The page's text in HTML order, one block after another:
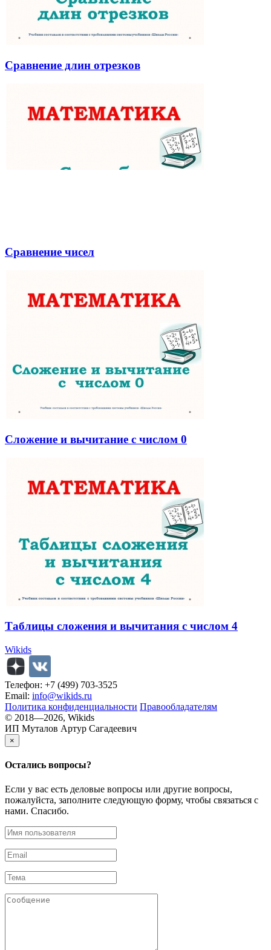
Сравнение длин отрезков
Сравнение чисел
Сложение и вычитание с числом 0
Таблицы сложения и вычитания с числом 4
Wikids
Телефон: +7 (499) 703-3525
Email: info@wikids.ru
Политика конфиденциальности Правообладателям
© 2018—2026, Wikids
ИП Муталов Артур Сагадеевич
×
Остались вопросы?
Если у вас есть деловые вопросы или другие вопросы,
пожалуйста, заполните следующую форму, чтобы связаться с
нами. Спасибо.